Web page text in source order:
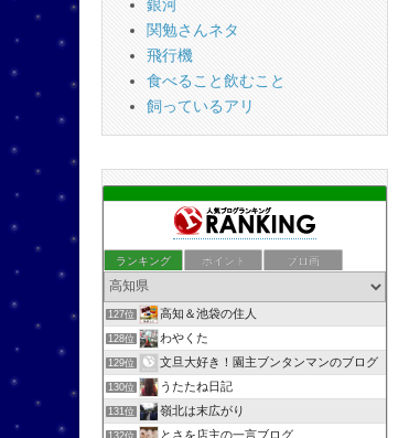
銀河
関勉さんネタ
飛行機
食べること飲むこと
飼っているアリ
ランキング ポイント ブロ画
127位 高知＆池袋の住人
128位 わやくた
129位 文旦大好き！園主ブンタンマンのブログ
130位 うたたね日記
131位 嶺北は末広がり
とさを店主の一言ブログ